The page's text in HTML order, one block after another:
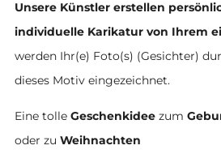
Unsere Künstler erstellen
individuelle Karikatur von Ihrem
werden Ihr(e) Foto(s) (Gesichter)
dieses Motiv eingezeichnet.
Eine tolle Geschenkidee zum
oder zu Weihnachten